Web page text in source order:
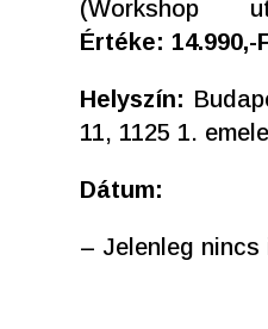
(Workshop
Értéke: 14.990,-
Helyszín:
11, 1125 1.
Dátum:
– Jelenleg nincs